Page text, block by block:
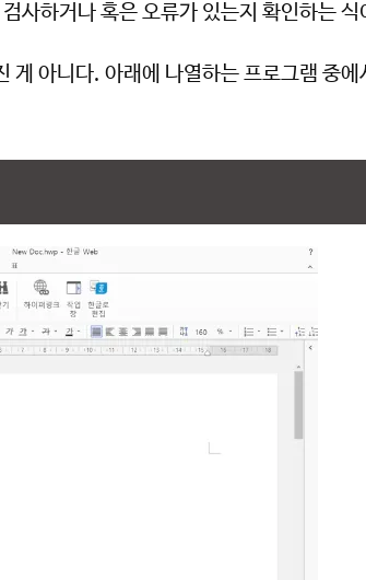
사하거나 혹은 오류가 있는지 확인하는 식
게 아니다. 아래에 나열하는 프로그램 중에